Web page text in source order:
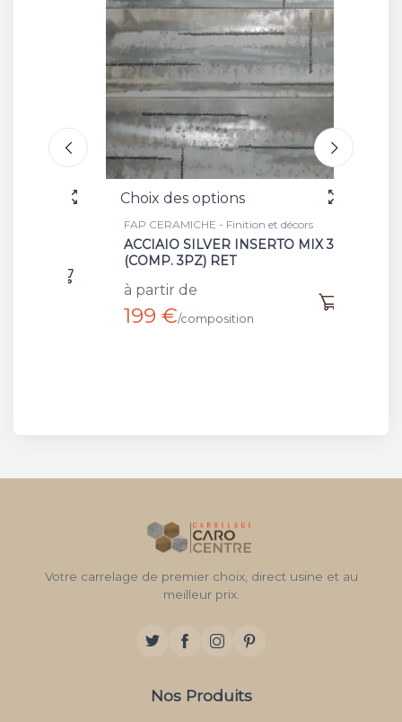
Choix des options
FAP CERAMICHE - Finition et décors
ACCIAIO SILVER INSERTO MIX 3
(COMP. 3PZ) RET
à partir de
199 €/composition
Votre carrelage de premier choix, direct usine et au
meilleur prix.
Nos Produits